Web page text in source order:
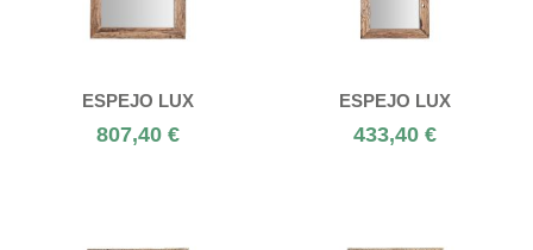
ESPEJO LUX
807,40 €
ESPEJO LUX
433,40 €